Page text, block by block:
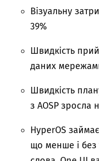
Візуальну
39%
Швидкість
даних
Швидкість
з AOSP зросла
HyperOS
що менше і без